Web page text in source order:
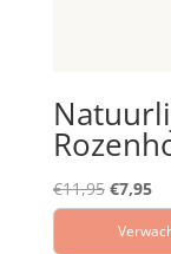
€11,95
prijs
was:
€7,95
is: